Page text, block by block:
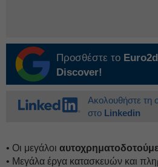
Προσθέστε το
Discover!
Ακολουθήστε τη
στο Linkedin
• Οι μεγάλοι
• Μεγάλα έργα κατασκευών και